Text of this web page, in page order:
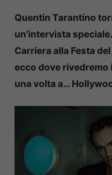
Quentin Tarantino
un’intervista
Carriera alla Festa
ecco dove rivedremo
una volta a…